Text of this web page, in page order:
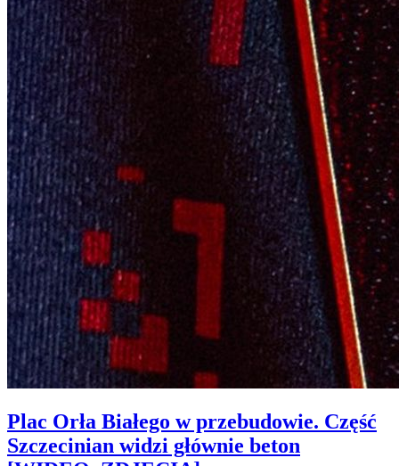
Plac Orła Białego w przebudowie. Część
Szczecinian widzi głównie beton